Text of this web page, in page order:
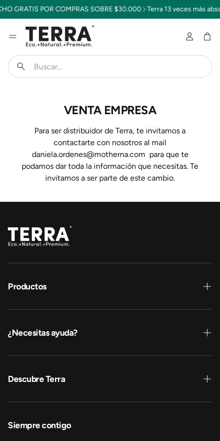
GRATIS POR COMPRAS SOBRE $30.000 Terra 13 veces más
Buscar
Cuenta
VENTA EMPRESA
Para ser distribuidor de Terra, te invitamos a
contactarte con nosotros al mail
daniela.ordenes@motherna.com para que te
podamos dar toda la información que necesitas. Te
invitamos a ser parte de este cambio.
Productos
Pañales y pants
Toallitas sachet
¿Necesitas ayuda?
Contáctanos
Dónde comprar
Descubre Terra
Sobre nosotros
Sustentabilidad
Siempre contigo